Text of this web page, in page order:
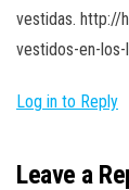
vestidas. http://
vestidos-en-
Log in to Reply
Leave a